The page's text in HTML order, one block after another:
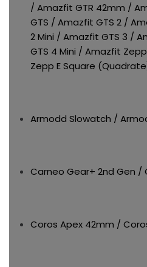
/ Amazfit GTR 42mm /
GTS / Amazfit GTS 2 /
2 Mini / Amazfit GTS 3 /
GTS 4 Mini / Amazfit
Zepp E Square
Armodd Slowatch /
Carneo Gear+ 2nd Gen /
Coros Apex 42mm /